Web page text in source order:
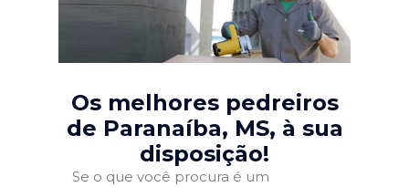
Os melhores pedreiros
de Paranaíba, MS, à sua
disposição!
Se o que você procura é um